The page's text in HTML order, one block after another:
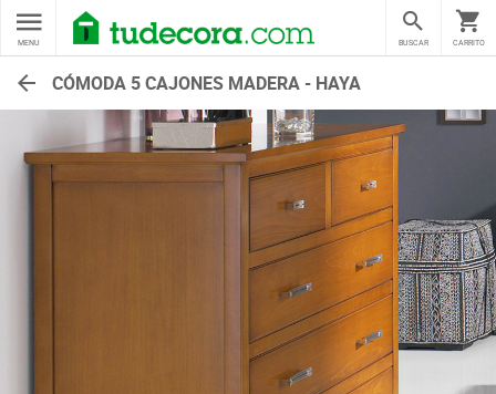
MENU CARRITO
BUSCAR
CÓMODA 5 CAJONES MADERA - HAYA